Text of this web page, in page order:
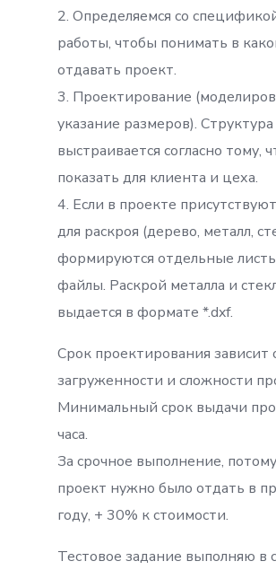
2. Определяемся со
работы, чтобы понимать в
отдавать проект.
3. Проектирование
указание размеров).
выстраивается согласно тому,
показать для клиента и цеха.
4. Если в проекте
для раскроя (дерево, металл,
формируются отдельные
файлы. Раскрой металла и
выдается в формате *.dxf.
Срок проектирования зависит
загруженности и сложности
Минимальный срок выдачи
часа.
За срочное выполнение,
проект нужно было отдать в
году, + 30% к стоимости.
Тестовое задание выполняю в